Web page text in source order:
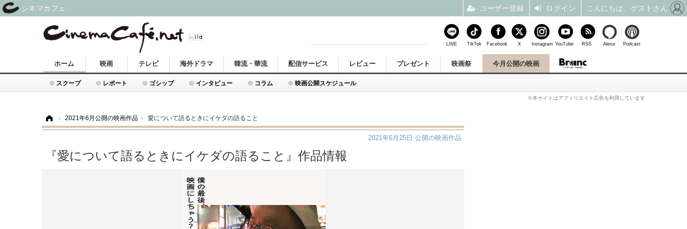
ホーム
スクープ レポート ゴシップ インタビュー コラム 映画公開スケジュール
映画 テレビ 海外ドラマ 韓流・華流 配信サービス レビュー プレゼント 映画祭 今月公開の映画
※本サイトはアフィリエイト広告を利用しています
› 2021年6月公開の映画作品 › 愛について語るときにイケダの語ること
『愛について語るときにイケダの語ること』作品情報
2021年6月25日 公開の映画作品
LINE TikTok Facebook X Instagram YouTube RSS Alexa Podcast
シネマカフェ ユーザー登録 ログイン こんにちは、ゲストさん